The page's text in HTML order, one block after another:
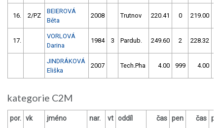
16. 2/PZ
BEIEROVÁ
Běta
2008 Trutnov 220.41 0 219.00
17.
VORLOVÁ
Darina
1984 3 Pardub. 249.60 2 228.32
JINDRÁKOVÁ
Eliška
2007 Tech.Pha 4.00 999 4.00
kategorie C2M
por. vk jméno nar. vt oddíl čas pen čas